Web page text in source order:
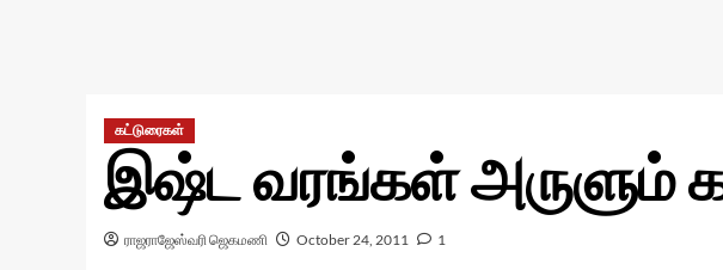
கட்டுரைகள்
இஷ்ட வரங்கள் அருளும்
ராஜராஜேஸ்வரி ஜெகமணி October 24, 2011 1